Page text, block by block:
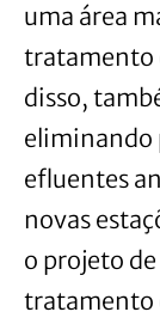
uma área
tratamento
disso,
eliminando
efluentes
novas
o projeto
tratamento